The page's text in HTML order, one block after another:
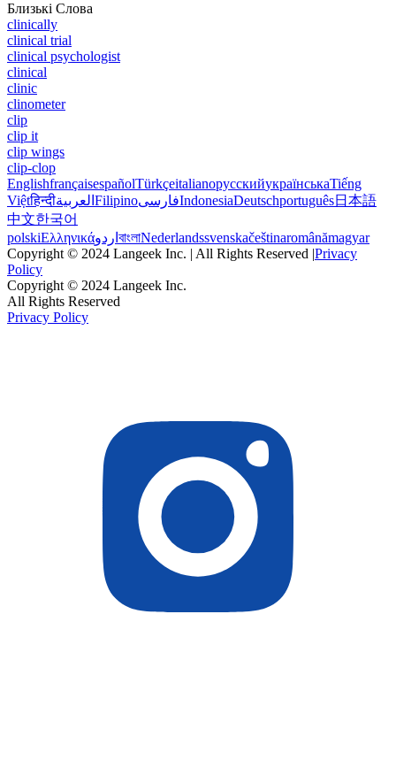
Близькі Слова
clinically
clinical trial
clinical psychologist
clinical
clinic
clinometer
clip
clip it
clip wings
clip-clop
EnglishfrançaisespañolTürkçeitalianoрусскийукраїнськаTiếng
Việtहिन्दीالعربية FilipinoفارسیIndonesiaDeutschportuguês日本語
中文한국어
polskiΕλληνικάاردو বাংলাNederlandssvenskačeštinaromânămagyar
Copyright © 2024 Langeek Inc. | All Rights Reserved |Privacy
Policy
Copyright © 2024 Langeek Inc.
All Rights Reserved
Privacy Policy